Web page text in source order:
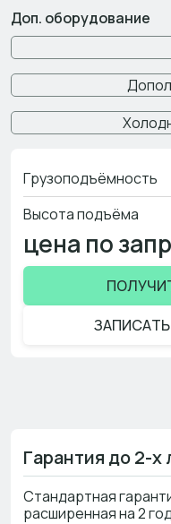
Доп. оборудование
Грузоподъёмность
Высота подъёма
цена по
Гарантия до 2-х
Стандартная
расширенная на 2